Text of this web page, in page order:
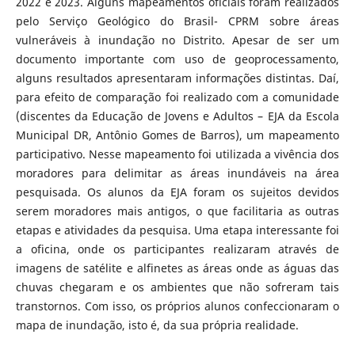
pelo Serviço Geológico do Brasil- CPRM sobre áreas
vulneráveis à inundação no Distrito. Apesar de ser um
documento importante com uso de geoprocessamento,
alguns resultados apresentaram informações distintas. Daí,
para efeito de comparação foi realizado com a comunidade
(discentes da Educação de Jovens e Adultos – EJA da Escola
Municipal DR, Antônio Gomes de Barros), um mapeamento
participativo. Nesse mapeamento foi utilizada a vivência dos
moradores para delimitar as áreas inundáveis na área
pesquisada. Os alunos da EJA foram os sujeitos devidos
serem moradores mais antigos, o que facilitaria as outras
etapas e atividades da pesquisa. Uma etapa interessante foi
a oficina, onde os participantes realizaram através de
imagens de satélite e alfinetes as áreas onde as águas das
chuvas chegaram e os ambientes que não sofreram tais
transtornos. Com isso, os próprios alunos confeccionaram o
mapa de inundação, isto é, da sua própria realidade.